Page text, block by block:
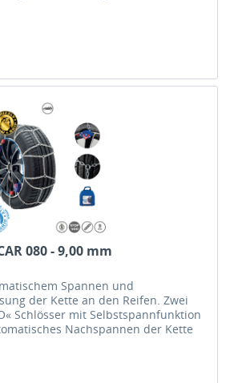
080 - 9,00 mm
Spannen und
der Kette an den Reifen. Zwei
Schlösser mit Selbstspannfunktion
Nachspannen der Kette